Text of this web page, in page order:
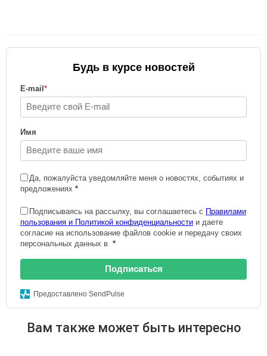
Будь в курсе новостей
E-mail *
Имя
Да, пожалуйста уведомляйте меня о новостях, событиях и
предложениях *
Подписываясь на рассылку, вы соглашаетесь с Правилами
пользования и Политикой конфиденциальности и даете
согласие на использование файлов cookie и передачу своих
персональных данных в *
Подписаться
Предоставлено SendPulse
Вам также может быть интересно